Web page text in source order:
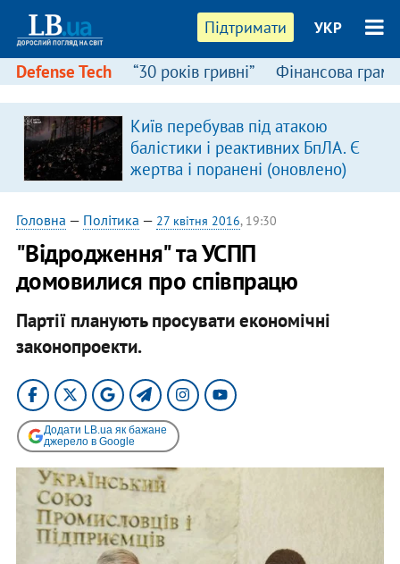
Підтримати УКР
Defense Tech “30 років гривні” Фінансова
Київ перебував під атакою
балістики і реактивних БпЛА. Є
жертва і поранені (оновлено)
Головна — Політика — 27 квітня 2016, 19:30
"Відродження" та УСПП
домовилися про співпрацю
Партії планують просувати економічні
законопроекти.
Додати LB.ua як бажане
джерело в Google